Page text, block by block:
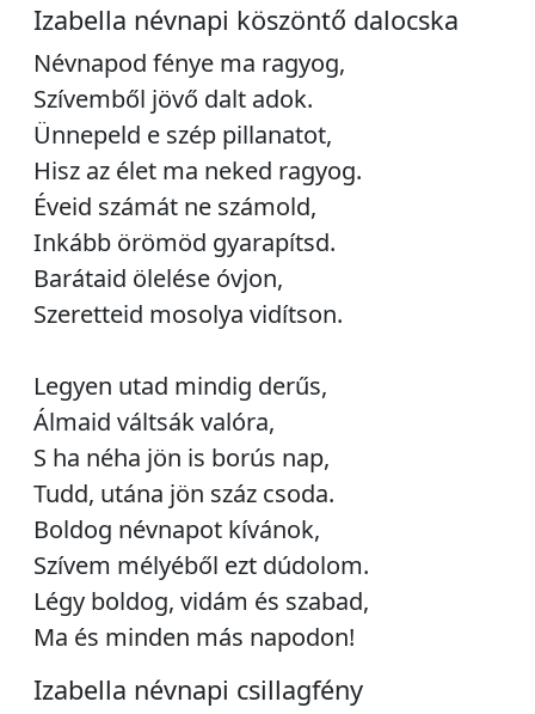
Izabella névnapi köszöntő dalocska
Névnapod fénye ma ragyog,
Szívemből jövő dalt adok.
Ünnepeld e szép pillanatot,
Hisz az élet ma neked ragyog.
Éveid számát ne számold,
Inkább örömöd gyarapítsd.
Barátaid ölelése óvjon,
Szeretteid mosolya vidítson.
Legyen utad mindig derűs,
Álmaid váltsák valóra,
S ha néha jön is borús nap,
Tudd, utána jön száz csoda.
Boldog névnapot kívánok,
Szívem mélyéből ezt dúdolom.
Légy boldog, vidám és szabad,
Ma és minden más napodon!
Izabella névnapi csillagfény